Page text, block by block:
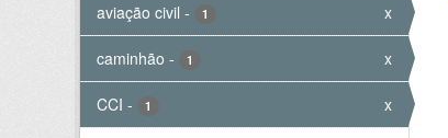
aviação civil - 1 x
caminhão - 1 x
CCI - 1 x